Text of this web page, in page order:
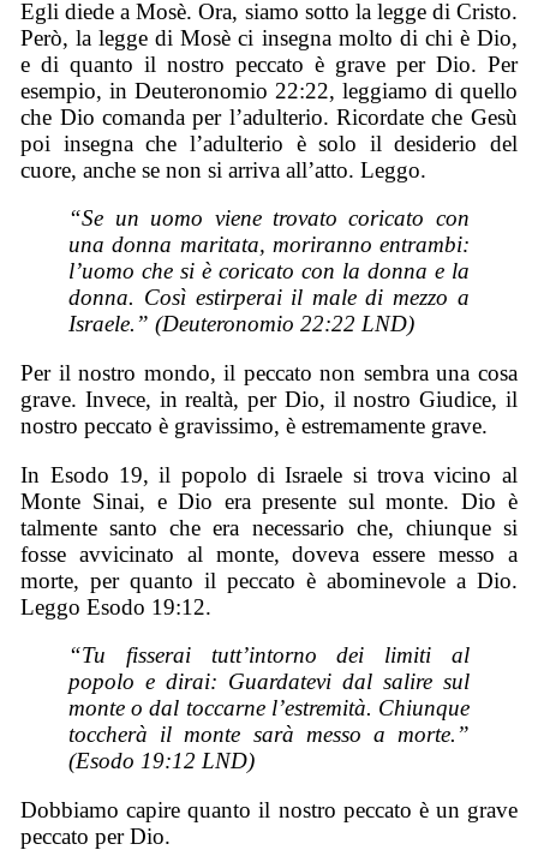
Egli diede a Mosè. Ora, siamo sotto la legge di Cristo.
Però, la legge di Mosè ci insegna molto di chi è Dio,
e di quanto il nostro peccato è grave per Dio. Per
esempio, in Deuteronomio 22:22, leggiamo di quello
che Dio comanda per l’adulterio. Ricordate che Gesù
poi insegna che l’adulterio è solo il desiderio del
cuore, anche se non si arriva all’atto. Leggo.
“Se un uomo viene trovato coricato con
una donna maritata, moriranno entrambi:
l’uomo che si è coricato con la donna e la
donna. Così estirperai il male di mezzo a
Israele.” (Deuteronomio 22:22 LND)
Per il nostro mondo, il peccato non sembra una cosa
grave. Invece, in realtà, per Dio, il nostro Giudice, il
nostro peccato è gravissimo, è estremamente grave.
In Esodo 19, il popolo di Israele si trova vicino al
Monte Sinai, e Dio era presente sul monte. Dio è
talmente santo che era necessario che, chiunque si
fosse avvicinato al monte, doveva essere messo a
morte, per quanto il peccato è abominevole a Dio.
Leggo Esodo 19:12.
“Tu fisserai tutt’intorno dei limiti al
popolo e dirai: Guardatevi dal salire sul
monte o dal toccarne l’estremità. Chiunque
toccherà il monte sarà messo a morte.”
(Esodo 19:12 LND)
Dobbiamo capire quanto il nostro peccato è un grave
peccato per Dio.